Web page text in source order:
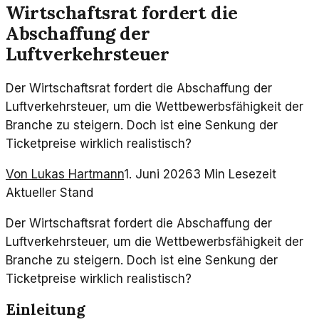
Wirtschaftsrat fordert die
Abschaffung der
Luftverkehrsteuer
Der Wirtschaftsrat fordert die Abschaffung der
Luftverkehrsteuer, um die Wettbewerbsfähigkeit der
Branche zu steigern. Doch ist eine Senkung der
Ticketpreise wirklich realistisch?
Von Lukas Hartmann1. Juni 20263 Min Lesezeit
Aktueller Stand
Der Wirtschaftsrat fordert die Abschaffung der
Luftverkehrsteuer, um die Wettbewerbsfähigkeit der
Branche zu steigern. Doch ist eine Senkung der
Ticketpreise wirklich realistisch?
Einleitung